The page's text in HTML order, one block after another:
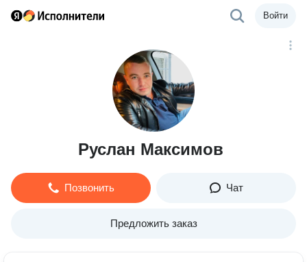
Войти
Руслан Максимов
Позвонить Чат
Предложить заказ